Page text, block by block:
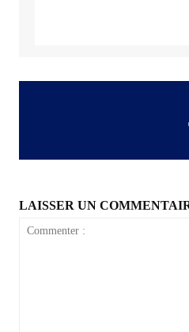
LAISSER UN